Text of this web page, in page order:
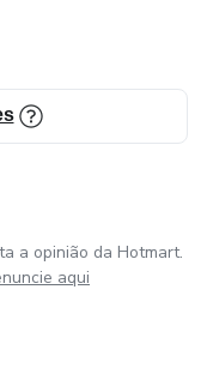
a opinião da Hotmart.
aqui